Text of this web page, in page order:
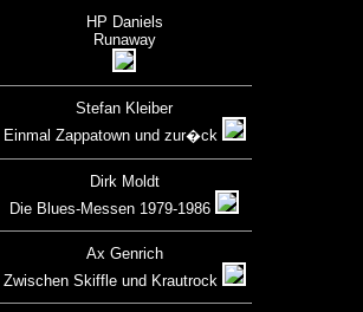
HP Daniels
Runaway
Stefan Kleiber
Einmal Zappatown und zur�ck
Dirk Moldt
Die Blues-Messen 1979-1986
Ax Genrich
Zwischen Skiffle und Krautrock